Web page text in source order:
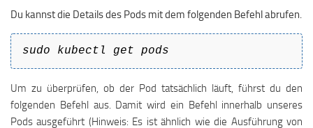
Du kannst die Details des Pods mit dem folgenden Befehl abrufen.
sudo kubectl get pods
Um zu überprüfen, ob der Pod tatsächlich läuft, führst du den
folgenden Befehl aus. Damit wird ein Befehl innerhalb unseres
Pods ausgeführt (Hinweis: Es ist ähnlich wie die Ausführung von